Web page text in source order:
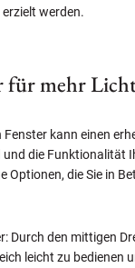
werden.
für mehr
Fenster kann einen
die Funktionalität
Optionen, die Sie in
Durch den mittigen
leicht zu bedienen